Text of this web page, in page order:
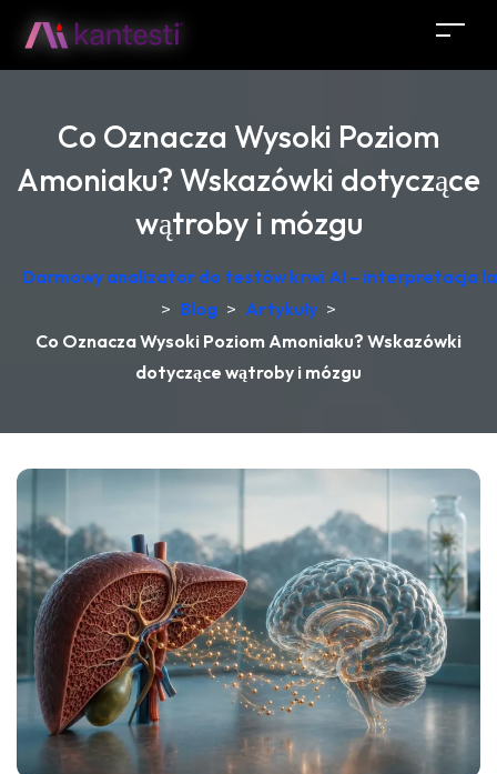
Co Oznacza Wysoki Poziom
Amoniaku? Wskazówki dotyczące
wątroby i mózgu
Darmowy analizator do testów krwi AI – interpretacja
> Blog > Artykuły >
Co Oznacza Wysoki Poziom Amoniaku? Wskazówki
dotyczące wątroby i mózgu